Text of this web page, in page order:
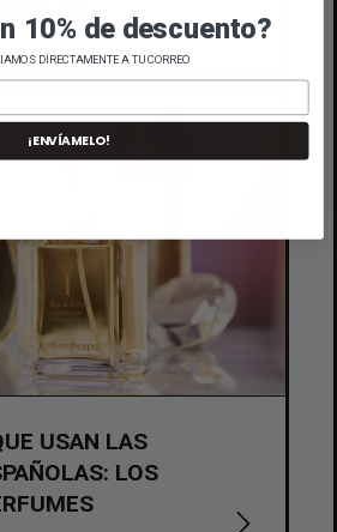
USAN LAS
LOS
10% de descuento?
DIRECTAMENTE A TU CORREO
¡ENVÍAMELO!